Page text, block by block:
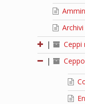
|
Ceppi
|